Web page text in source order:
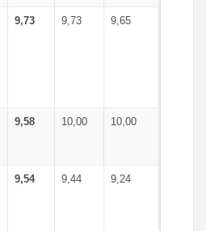
9,73 9,73 9,65
9,58 10,00 10,00
9,54 9,44 9,24